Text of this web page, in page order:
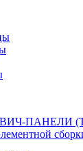
ПАНЕЛИ